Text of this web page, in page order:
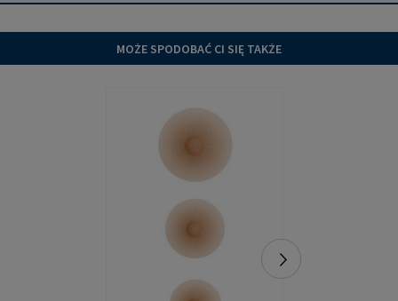
MOŻE SPODOBAĆ CI SIĘ TAKŻE